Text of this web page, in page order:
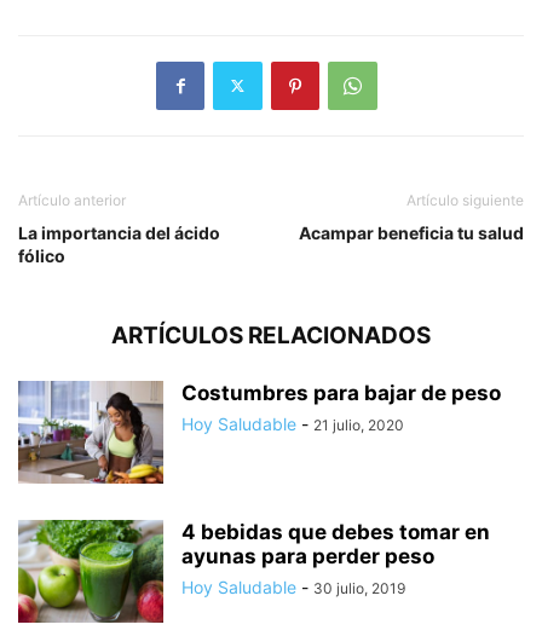
Artículo anterior
La importancia del ácido
fólico
Artículo siguiente
Acampar beneficia tu salud
ARTÍCULOS RELACIONADOS
Costumbres para bajar de peso
Hoy Saludable - 21 julio, 2020
4 bebidas que debes tomar en
ayunas para perder peso
Hoy Saludable - 30 julio, 2019